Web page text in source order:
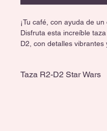
¡Tu café, con ayuda de un
Disfruta esta increíble
D2, con detalles vibrantes
🎁 Perfecta para regalo o
Taza R2-D2 Star Wars